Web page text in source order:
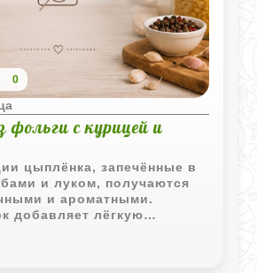
0
фольги с курицей и
цыплёнка, запечённые в
и луком, получаются
и ароматными.
добавляет лёгкую
масло делает
и насыщенным.